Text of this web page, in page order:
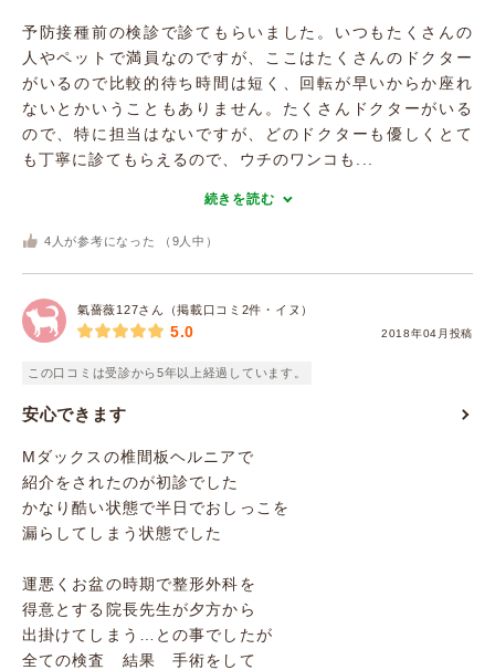
予防接種前の検診で診てもらいました。いつもたくさんの
人やペットで満員なのですが、ここはたくさんのドクター
がいるので比較的待ち時間は短く、回転が早いからか座れ
ないとかいうこともありません。たくさんドクターがいる
ので、特に担当はないですが、どのドクターも優しくとて
も丁寧に診てもらえるので、ウチのワンコも...
続きを読む
4 人が参考になった （ 9 人中）
氣薔薇127さん（掲載口コミ2件・イヌ）
2018年04月投稿
5.0
この口コミは受診から5年以上経過しています。
安心できます
Mダックスの椎間板ヘルニアで
紹介をされたのが初診でした
かなり酷い状態で半日でおしっこを
漏らしてしまう状態でした
運悪くお盆の時期で整形外科を
得意とする院長先生が夕方から
出掛けてしまう…との事でしたが
全ての検査 結果 手術をして